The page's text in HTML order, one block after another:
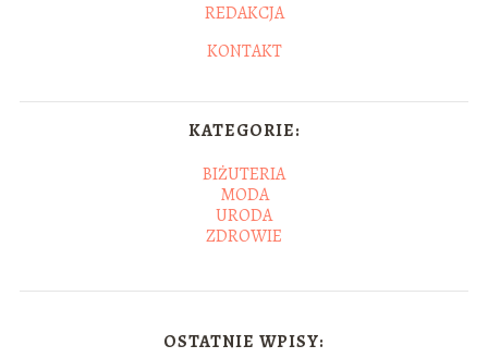
REDAKCJA
KONTAKT
KATEGORIE:
BIŻUTERIA
MODA
URODA
ZDROWIE
OSTATNIE WPISY: